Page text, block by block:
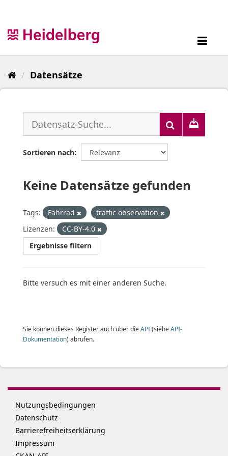
Datensätze
Sortieren nach
Keine Datensätze gefunden
Tags: Fahrrad
traffic observation
Lizenzen:
CC-BY-4.0
Ergebnisse filtern
Bitte versuch es mit einer anderen Suche.
Sie können dieses Register auch über die API(siehe API-
Dokumentation) abrufen.
Nutzungsbedingungen
Datenschutz
Barrierefreiheitserklärung
Impressum